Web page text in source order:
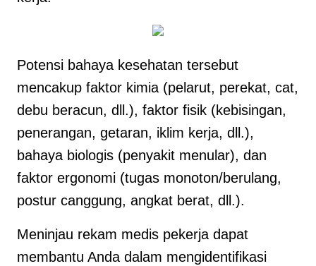
Potensi bahaya kesehatan tersebut
mencakup faktor kimia (pelarut, perekat, cat,
debu beracun, dll.), faktor fisik (kebisingan,
penerangan, getaran, iklim kerja, dll.),
bahaya biologis (penyakit menular), dan
faktor ergonomi (tugas monoton/berulang,
postur canggung, angkat berat, dll.).
Meninjau rekam medis pekerja dapat
membantu Anda dalam mengidentifikasi